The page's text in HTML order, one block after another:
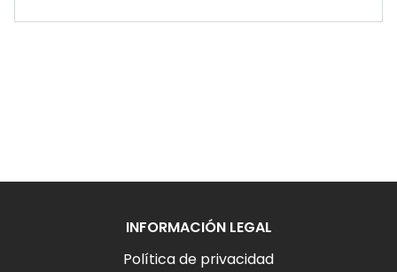
INFORMACIÓN LEGAL
Política de privacidad